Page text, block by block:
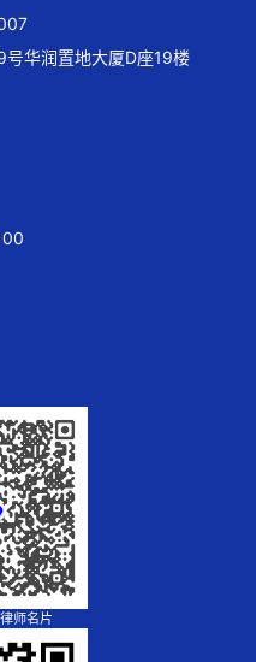
华润置地大厦D座19楼
师名片